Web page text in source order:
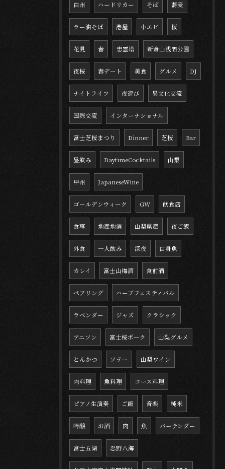
白州 ハードリカー そば 蕎麦
ラー油そば 港屋 小エビ 桜
花見 春 忠霊塔 新倉山浅間公園
夜桜 春デート 美食 グルメ DJ
ナイトライフ 夜遊び 異文化交流
国際交流 インターナショナル
富士芝桜まつり Dinner 芝桜 Bar
昼飲み DaytimeCocktails 山梨
甲州 JapaneseWine
ゴールデンウィーク GW 飲食店
食事 地産地消 山梨県産 夜ご飯
外食 一人飲み 深夜 白身魚
カレイ 富士山梅酒 食前酒
ペアリング ハーブフェスティバル
ラベンダー ジャズ クラシック
アニソン 富士桜ポーク 山梨グルメ
とんかつ ソテー 山梨ワイン
肉料理 魚料理 コース料理
ピアノ生演奏 ご飯 音楽 純米
吟醸 お酒 肉 魚 バーテンダー
富士五湖 忍野八海